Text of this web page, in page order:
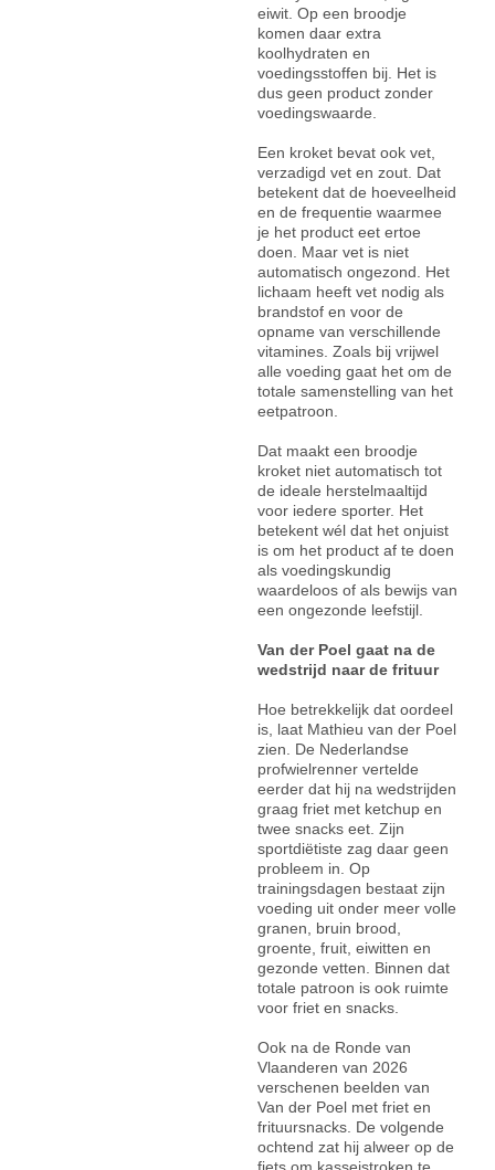
eiwit. Op een broodje
komen daar extra
koolhydraten en
voedingsstoffen bij. Het is
dus geen product zonder
voedingswaarde.
Een kroket bevat ook vet,
verzadigd vet en zout. Dat
betekent dat de hoeveelheid
en de frequentie waarmee
je het product eet ertoe
doen. Maar vet is niet
automatisch ongezond. Het
lichaam heeft vet nodig als
brandstof en voor de
opname van verschillende
vitamines. Zoals bij vrijwel
alle voeding gaat het om de
totale samenstelling van het
eetpatroon.
Dat maakt een broodje
kroket niet automatisch tot
de ideale herstelmaaltijd
voor iedere sporter. Het
betekent wél dat het onjuist
is om het product af te doen
als voedingskundig
waardeloos of als bewijs van
een ongezonde leefstijl.
Van der Poel gaat na de
wedstrijd naar de frituur
Hoe betrekkelijk dat oordeel
is, laat Mathieu van der Poel
zien. De Nederlandse
profwielrenner vertelde
eerder dat hij na wedstrijden
graag friet met ketchup en
twee snacks eet. Zijn
sportdiëtiste zag daar geen
probleem in. Op
trainingsdagen bestaat zijn
voeding uit onder meer volle
granen, bruin brood,
groente, fruit, eiwitten en
gezonde vetten. Binnen dat
totale patroon is ook ruimte
voor friet en snacks.
Ook na de Ronde van
Vlaanderen van 2026
verschenen beelden van
Van der Poel met friet en
frituursnacks. De volgende
ochtend zat hij alweer op de
fiets om kasseistroken te